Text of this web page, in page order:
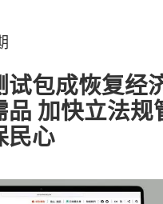
试包成恢复经
品 加快立法规
民心